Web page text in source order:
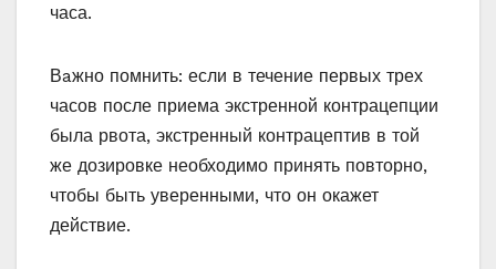
часа.
Вaжно помнить: если в течение первых трех
часов после приема экстренной контрацепции
была рвота, экстренный контрацептив в той
же дозировке необходимо принять повторно,
чтобы быть уверенными, что он окажет
действие.